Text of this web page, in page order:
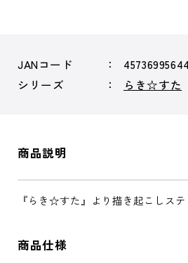
JANコード
シリーズ
らき☆すた
商品説明
『らき☆すた』より描き起こしス
商品仕様